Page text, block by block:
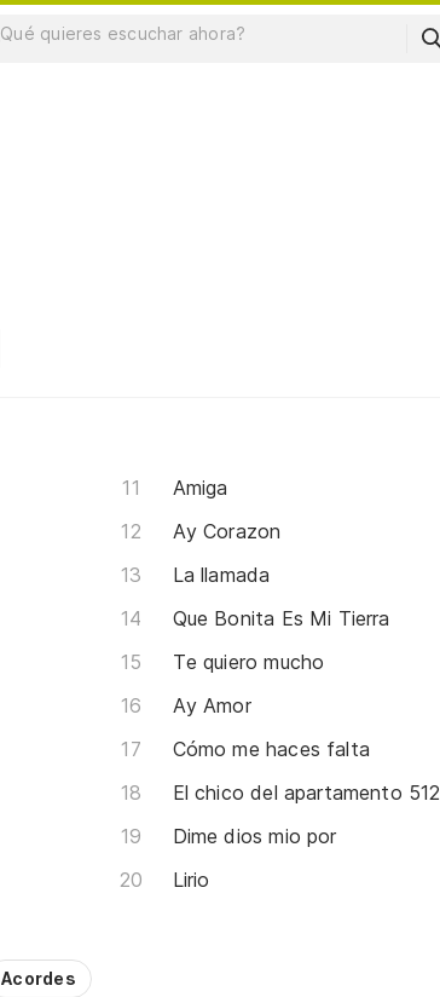
Amiga
Ay Corazon
La llamada
Que Bonita Es Mi Tierra
Te quiero mucho
Ay Amor
Cómo me haces falta
El chico del apartamento 512
Dime dios mio por
Lirio
Acordes